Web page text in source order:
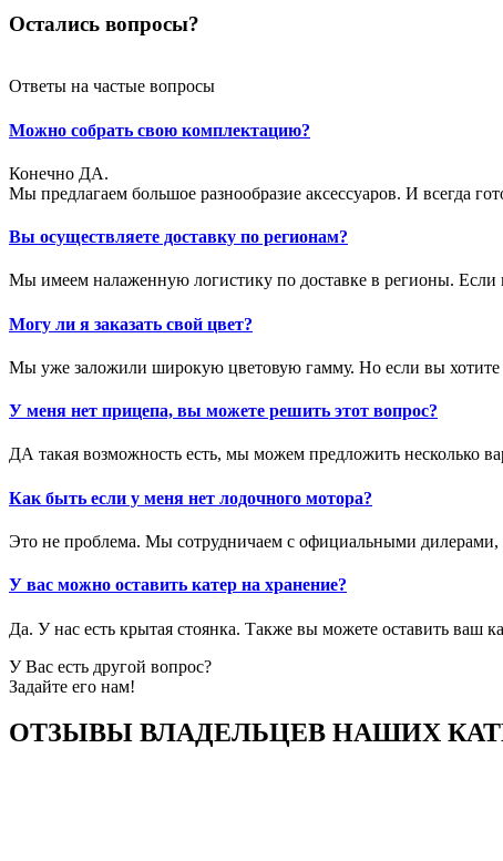
Остались вопросы?
Ответы на частые вопросы
Можно собрать свою комплектацию?
Конечно ДА.
Мы предлагаем большое разнообразие аксессуаров. И всегда
Вы осуществляете доставку по регионам?
Мы имеем налаженную логистику по доставке в регионы. Если
Могу ли я заказать свой цвет?
Мы уже заложили широкую цветовую гамму. Но если вы хотите
У меня нет прицепа, вы можете решить этот вопрос?
ДА такая возможность есть, мы можем предложить несколько
Как быть если у меня нет лодочного мотора?
Это не проблема. Мы сотрудничаем с официальными дилерами,
У вас можно оставить катер на хранение?
Да. У нас есть крытая стоянка. Также вы можете оставить ваш
У Вас есть другой вопрос?
Задайте его нам!
ОТЗЫВЫ ВЛАДЕЛЬЦЕВ НАШИХ